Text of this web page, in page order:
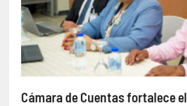
Cámara de Cuentas fortalece el